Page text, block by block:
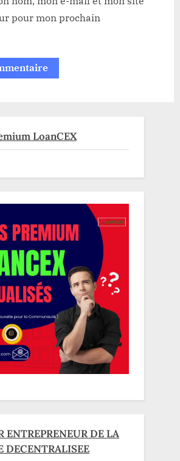
pour mon prochain
LoanCEX
ENTREPRENEUR DE LA
DECENTRALISEE